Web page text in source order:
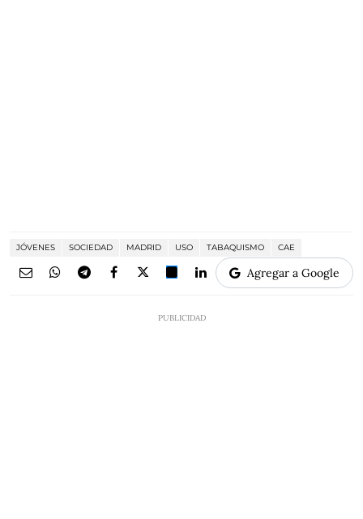
JÓVENES SOCIEDAD MADRID USO TABAQUISMO CAE
Agregar a Google